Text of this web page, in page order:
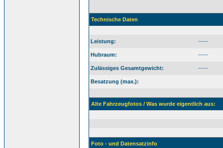
Technische Daten
Leistung: -----
Hubraum: -----
Zulässiges Gesamtgewicht: -----
Besatzung (max.):
Alte Fahrzeugfotos / Was wurde eigentlich aus:
Foto - und Datensatzinfo